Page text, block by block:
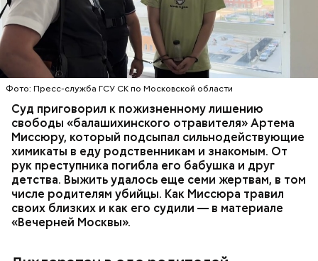
Фото: Пресс-служба ГСУ СК по Московской области
Суд приговорил к пожизненному лишению
свободы «балашихинского отравителя» Артема
Миссюру, который подсыпал сильнодействующие
химикаты в еду родственникам и знакомым. От
рук преступника погибла его бабушка и друг
детства. Выжить удалось еще семи жертвам, в том
числе родителям убийцы. Как Миссюра травил
своих близких и как его судили — в материале
«Вечерней Москвы».
им точный диагноз, после чего анализы
потерпевших направили на экспертизу. В них
специалисты обнаружили сильнодействующий
химикат дихлорэтан, который не мог попасть в
организм супругов случайно. То же самое вещество
нашли в еде, изъятой из квартиры пострадавших.
ОТРАВЛЕНИЯ БАЛАШИХА
РОДИТЕЛИ
СЛЕДСТВЕННЫЙ КОМИТЕТ
ЭКСПЕРТИЗЫ